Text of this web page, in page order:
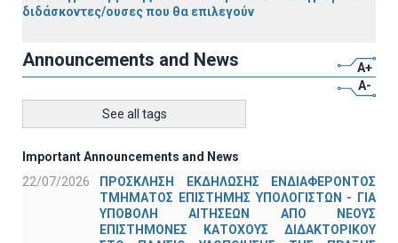
διδάσκοντες/ουσες που θα επιλεγούν
Announcements and News
A+
A-
See all tags
Important Announcements and News
22/07/2026
ΠΡΟΣΚΛΗΣΗ ΕΚΔΗΛΩΣΗΣ ΕΝΔΙΑΦΕΡΟΝΤΟΣ
ΤΜΗΜΑΤΟΣ ΕΠΙΣΤΗΜΗΣ ΥΠΟΛΟΓΙΣΤΩΝ - ΓΙΑ
ΥΠΟΒΟΛΗ ΑΙΤΗΣΕΩΝ ΑΠΟ ΝΕΟΥΣ
ΕΠΙΣΤΗΜΟΝΕΣ ΚΑΤΟΧΟΥΣ ΔΙΔΑΚΤΟΡΙΚΟΥ